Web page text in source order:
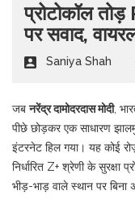
प्रोटोकॉल
पर सवाद,
Saniya Shah
जबनरेंद्र दामोदरदास मोदी,
पीछे छोड़कर एक साधारण
इंटरनेट हिल गया। यह कोई
निर्धारित Z+ श्रेणी के सुरक्षा
भीड़-भाड़ वाले स्थान पर बिना